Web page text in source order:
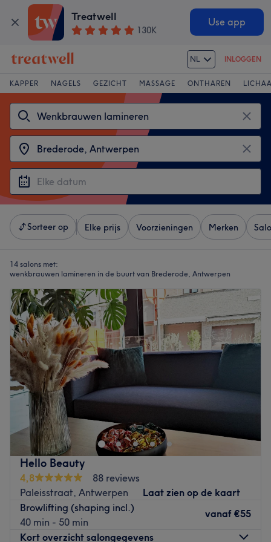
Treatwell
130K
Use app
NL INLOGGEN
KAPPER NAGELS GEZICHT MASSAGE ONTHAREN
Sorteer op Elke prijs Voorzieningen Merken
14 salons met:
wenkbrauwen lamineren in de buurt van Brederode, Antwerpen
Hello Beauty
4,8
88 reviews
Paleisstraat, Antwerpen
Laat zien op de kaart
Browlifting (shaping incl.)
40 min - 50 min
vanaf €55
Kort overzicht salongegevens